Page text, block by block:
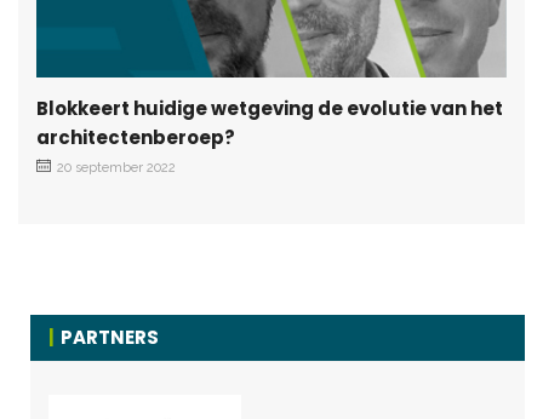
Blokkeert huidige wetgeving de evolutie van het
architectenberoep?
20 september 2022
PARTNERS